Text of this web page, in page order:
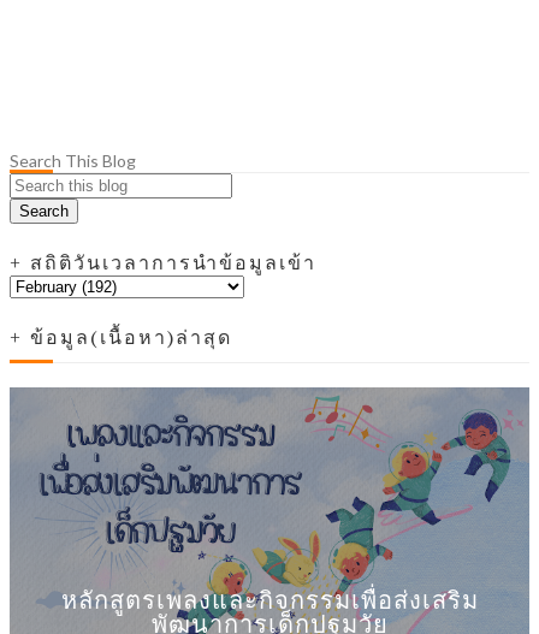
Search This Blog
+ สถิติวันเวลาการนำข้อมูลเข้า
+ ข้อมูล(เนื้อหา)ล่าสุด
หลักสูตรเพลงและกิจกรรมเพื่อส่งเสริม
พัฒนาการเด็กปฐมวัย